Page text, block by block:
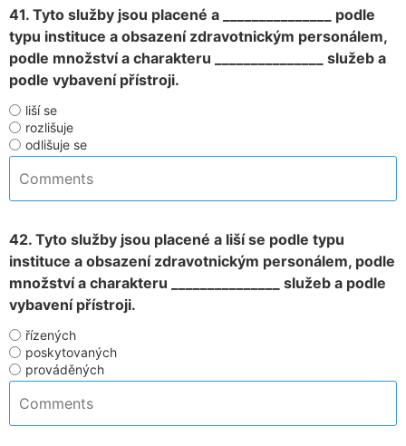
41. Tyto služby jsou placené a _______________ podle
typu instituce a obsazení zdravotnickým personálem,
podle množství a charakteru _______________ služeb a
podle vybavení přístroji.
liší se
rozlišuje
odlišuje se
42. Tyto služby jsou placené a liší se podle typu
instituce a obsazení zdravotnickým personálem, podle
množství a charakteru _______________ služeb a podle
vybavení přístroji.
řízených
poskytovaných
prováděných